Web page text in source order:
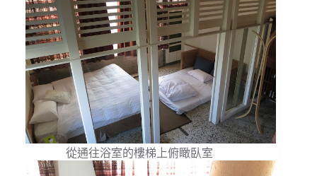
從通往浴室的樓梯上俯瞰臥室